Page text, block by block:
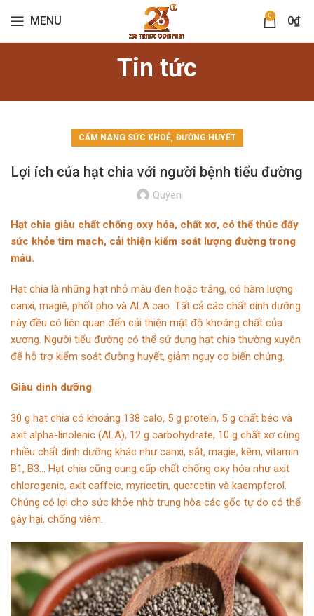
MENU 0 0₫
Tin tức
CẨM NANG SỨC KHOẺ, ĐƯỜNG HUYẾT
Lợi ích của hạt chia với người bệnh tiểu đường
Quyen
Hạt chia giàu chất chống oxy hóa, chất xơ, có thể thúc đẩy
sức khỏe tim mạch, cải thiện kiểm soát lượng đường trong
máu.
Hạt chia là những hạt nhỏ màu đen hoặc trắng, có hàm lượng
canxi, magiê, phốt pho và ALA cao. Tất cả các chất dinh dưỡng
này đều có liên quan đến cải thiện mật độ khoáng chất của
xương. Người tiểu đường có thể sử dụng hạt chia thường xuyên
để hỗ trợ kiểm soát đường huyết, giảm nguy cơ biến chứng.
Giàu dinh dưỡng
30 g hạt chia có khoảng 138 calo, 5 g protein, 5 g chất béo và
axit alpha-linolenic (ALA), 12 g carbohydrate, 10 g chất xơ cùng
nhiều chất dinh dưỡng khác như canxi, sắt, magie, kẽm, vitamin
B1, B3… Hạt chia cũng cung cấp chất chống oxy hóa như axit
chlorogenic, axit caffeic, myricetin, quercetin và kaempferol.
Chúng có lợi cho sức khỏe nhờ trung hòa các gốc tự do có thể
gây hại, chống viêm.